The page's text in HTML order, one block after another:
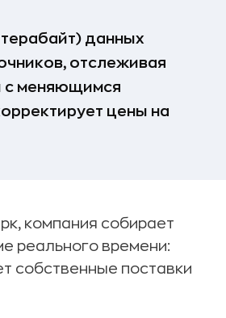
данных
отслеживая
с меняющимся
цены на
компания собирает
реального времени:
собственные поставки